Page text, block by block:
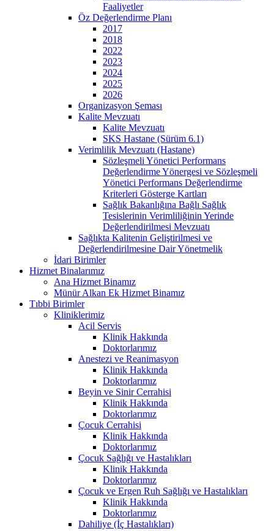
Faaliyetler
Öz Değerlendirme Planı
2017
2018
2022
2023
2024
2025
2026
Organizasyon Şeması
Kalite Mevzuatı
Kalite Mevzuatı
SKS Hastane (Sürüm 6.1)
Verimlilik Mevzuatı (Hastane)
Sözleşmeli Yönetici Performans
Değerlendirme Yönergesi ve Sözleşmeli
Yönetici Performans Değerlendirme
Kriterleri Gösterge Kartları
Sağlık Bakanlığına Bağlı Sağlık
Tesislerinin Verimliliğinin Yerinde
Değerlendirilmesi Mevzuatı
Sağlıkta Kalitenin Geliştirilmesi ve
Değerlendirilmesine Dair Yönetmelik
İdari Birimler
Hizmet Binalarımız
Ana Hizmet Binamız
Münür Alkan Ek Hizmet Binamız
Tıbbi Birimler
Kliniklerimiz
Acil Servis
Klinik Hakkında
Doktorlarımız
Anestezi ve Reanimasyon
Klinik Hakkında
Doktorlarımız
Beyin ve Sinir Cerrahisi
Klinik Hakkında
Doktorlarımız
Çocuk Cerrahisi
Klinik Hakkında
Doktorlarımız
Çocuk Sağlığı ve Hastalıkları
Klinik Hakkında
Doktorlarımız
Çocuk ve Ergen Ruh Sağlığı ve Hastalıkları
Klinik Hakkında
Doktorlarımız
Dahiliye (İç Hastalıkları)